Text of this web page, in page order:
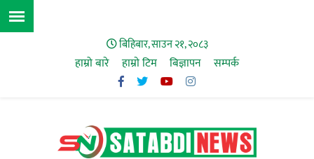
बिहिबार, साउन २१, २०८३
हाम्रो बारे हाम्राे टिम बिज्ञापन सम्पर्क